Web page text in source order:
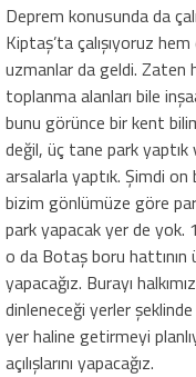
Deprem konusunda da
Kiptaş’ta çalışıyoruz
uzmanlar da geldi. Zaten
toplanma alanları bile
bunu görünce bir kent
değil, üç tane park yaptık
arsalarla yaptık. Şimdi
bizim gönlümüze göre
park yapacak yer de yok.
o da Botaş boru hattının
yapacağız. Burayı
dinleneceği yerler
yer haline getirmeyi
açılışlarını yapacağız.